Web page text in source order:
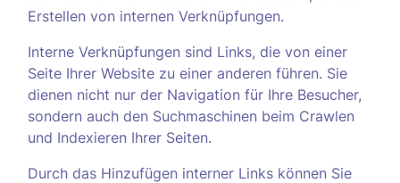
Erstellen von internen Verknüpfungen.
Interne Verknüpfungen sind Links, die von einer
Seite Ihrer Website zu einer anderen führen. Sie
dienen nicht nur der Navigation für Ihre Besucher,
sondern auch den Suchmaschinen beim Crawlen
und Indexieren Ihrer Seiten.
Durch das Hinzufügen interner Links können Sie